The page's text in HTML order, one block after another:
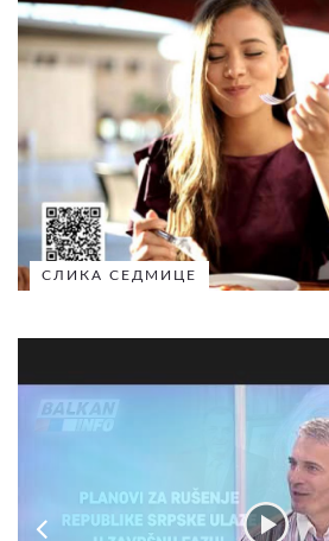
СЛИКА СЕДМИЦЕ